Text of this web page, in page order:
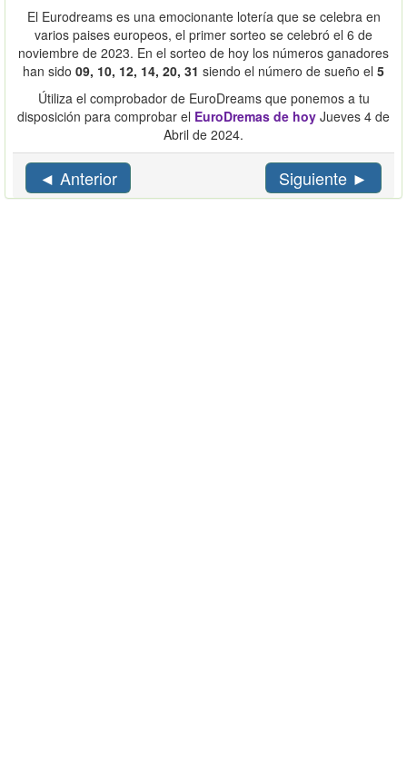
El Eurodreams es una emocionante lotería que se celebra en
varios paises europeos, el primer sorteo se celebró el 6 de
noviembre de 2023. En el sorteo de hoy los números ganadores
han sido 09, 10, 12, 14, 20, 31 siendo el número de sueño el 5
Útiliza el comprobador de EuroDreams que ponemos a tu
disposición para comprobar el EuroDremas de hoy Jueves 4 de
Abril de 2024.
◄ Anterior Siguiente ►